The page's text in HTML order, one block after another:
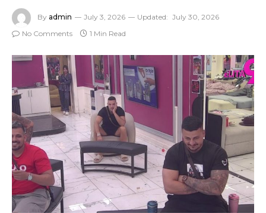
By admin July 3, 2026 Updated: July 30, 2026
No Comments
1 Min Read